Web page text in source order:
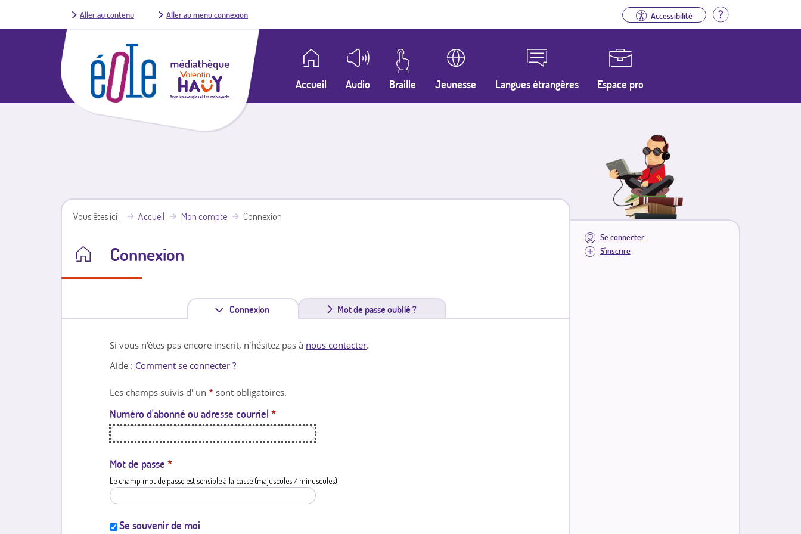
Aller au contenu Aller au menu connexion Accessibilité Aide
Accueil Audio Braille Jeunesse Langues étrangères Espace pro
Se connecter
S'inscrire
Vous êtes ici Accueil Mon compte Connexion
Connexion
Connexion
n
l
e
Mot de passe oublié ?
Si vous n'êtes pas encore inscrit, n'hésitez pas à nous contacter.
Aide : Comment se connecter ?
Les champs suivis d' un * sont obligatoires.
Numéro d'abonné ou adresse courriel *
Mot de passe *
Le champ mot de passe est sensible à la casse (majuscules / minuscules)
Se souvenir de moi